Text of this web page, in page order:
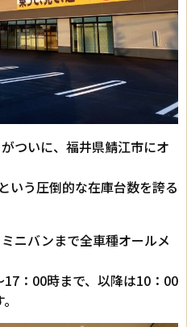
ついに、福井県鯖江市にオ
いう圧倒的な在庫台数を誇る
ニバンまで全車種オールメ
：00時まで、以降は10：00